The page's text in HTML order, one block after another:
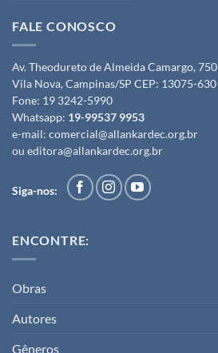
FALE CONOSCO
Av. Theodureto de Almeida Camargo, 750
Vila Nova, Campinas/SP CEP: 13075-630
Fone: 19 3242-5990
Whatsapp: 19-99537 9953
e-mail: comercial@allankardec.org.br
ou editora@allankardec.org.br
Siga-nos:
ENCONTRE:
Obras
Autores
Gêneros